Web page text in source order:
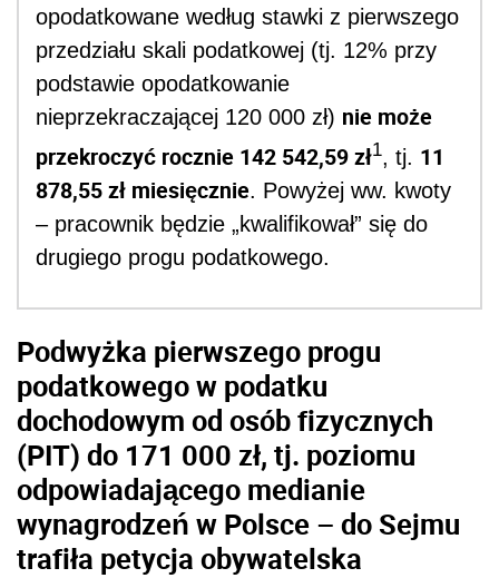
opodatkowane według stawki z pierwszego
przedziału skali podatkowej (tj. 12% przy
podstawie opodatkowanie
nieprzekraczającej 120 000 zł) nie może
przekroczyć rocznie 142 542,59 zł1, tj. 11
878,55 zł miesięcznie. Powyżej ww. kwoty
– pracownik będzie „kwalifikował” się do
drugiego progu podatkowego.
Podwyżka pierwszego progu
podatkowego w podatku
dochodowym od osób fizycznych
(PIT) do 171 000 zł, tj. poziomu
odpowiadającego medianie
wynagrodzeń w Polsce – do Sejmu
trafiła petycja obywatelska